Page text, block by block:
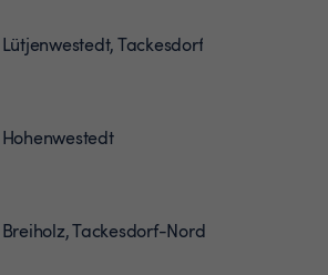
Lütjenwestedt, Tackesdorf
Hohenwestedt
Breiholz, Tackesdorf-Nord